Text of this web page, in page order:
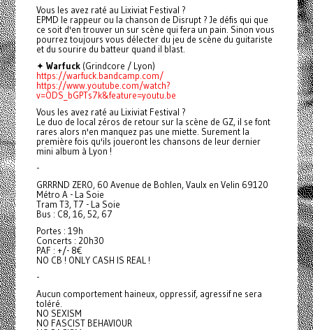
Vous les avez raté au Lixiviat Festival ?
EPMD le rappeur ou la chanson de Disrupt ? Je défis qui que
ce soit d'en trouver un sur scène qui fera un pain. Sinon vous
pourrez toujours vous délecter du jeu de scène du guitariste
et du sourire du batteur quand il blast.
✦ Warfuck(Grindcore / Lyon)
https://warfuck.bandcamp.com/
https://www.youtube.com/watch?
v=ODS_bGPTs7k&feature=youtu.be
Vous les avez raté au Lixiviat Festival ?
Le duo de local zéros de retour sur la scène de GZ, il se font
rares alors n'en manquez pas une miette. Surement la
première fois qu'ils joueront les chansons de leur dernier
mini album à Lyon !
-
GRRRND ZERO, 60 Avenue de Bohlen, Vaulx en Velin 69120
Métro A - La Soie
Tram T3, T7 - La Soie
Bus : C8, 16, 52, 67
Portes : 19h
Concerts : 20h30
PAF : +/- 8€
NO CB ! ONLY CASH IS REAL !
-
Aucun comportement haineux, oppressif, agressif ne sera
toléré.
NO SEXISM
NO FASCIST BEHAVIOUR